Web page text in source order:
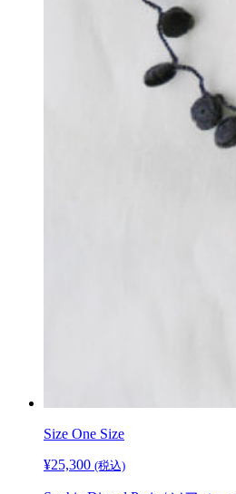
Size One Size
¥25,300 (税込)